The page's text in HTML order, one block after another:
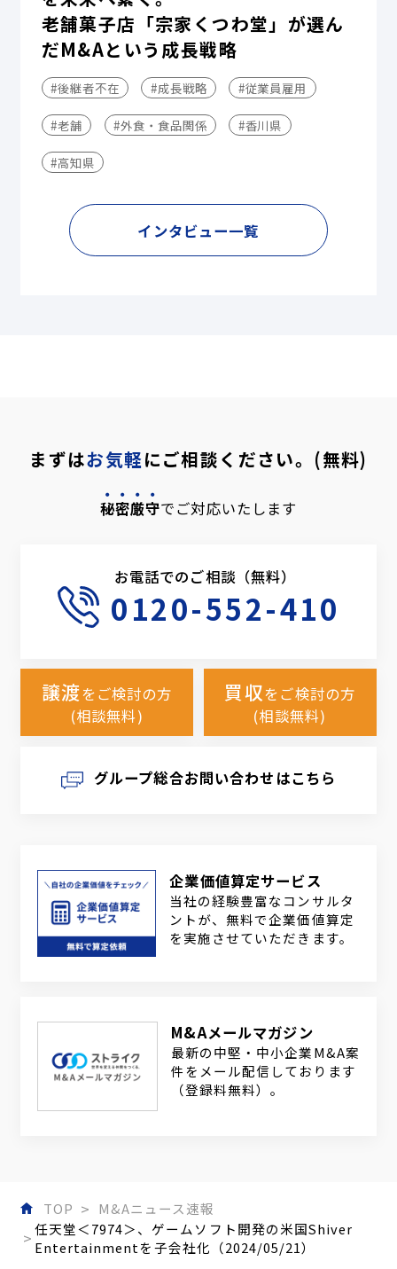
老舗菓子店「宗家くつわ堂」が選ん
だM&Aという成長戦略
#後継者不在 #成長戦略 #従業員雇用
#老舗 #外食・食品関係 #香川県
#高知県
インタビュー一覧
まずはお気軽にご相談ください。(無料)
秘密厳守でご対応いたします
お電話でのご相談（無料）
0120-552-410
譲渡をご検討の方
(相談無料)
買収をご検討の方
(相談無料)
グループ総合お問い合わせはこちら
企業価値算定サービス
当社の経験豊富なコンサルタ
ントが、無料で企業価値算定
を実施させていただきます。
M&Aメールマガジン
最新の中堅・中小企業M&A案
件をメール配信しております
（登録料無料）。
TOP
M&Aニュース速報
任天堂＜7974＞、ゲームソフト開発の米国Shiver
Entertainmentを子会社化（2024/05/21）